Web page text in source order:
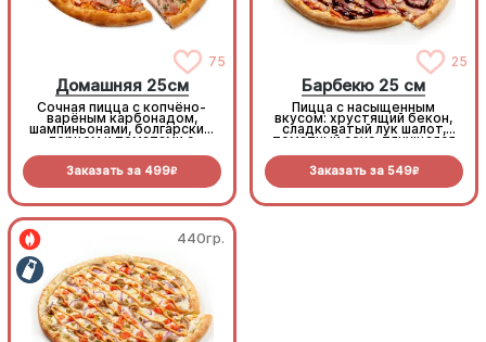
75
Домашняя 25см
Сочная пицца с копчёно-
варёным карбонадом,
шампиньонами, болгарским
перцем и томатами с
Заказать за 499R
25
Барбекю 25 см
Пицца с насыщенным
вкусом: хрустящий бекон,
сладковатый лук шалот,
томатный соус, тянущаяся
прянный соус барбекю.
Заказать за 549R
440гр.